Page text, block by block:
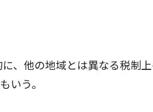
、他の地域とは異なる税制
いう。